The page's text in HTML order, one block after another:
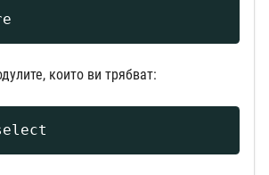
които ви трябват: